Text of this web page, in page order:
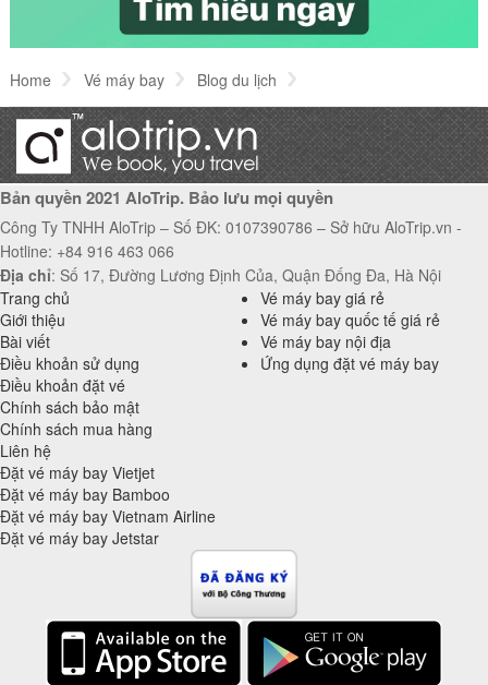
Top 5 danh lam thắng cảnh Đà Nẵng hấp dẫn
khách du lịch
Home Vé máy bay Blog du lịch
Hướng dẫn điền form nhập cảnh Singapore
Bản quyền 2021 AloTrip. Bảo lưu mọi quyền
Công Ty TNHH AloTrip – Số ĐK: 0107390786 – Sở hữu AloTrip.vn -
Hotline: +84 916 463 066
Địa chỉ: Số 17, Đường Lương Định Của, Quận Đống Đa, Hà Nội
Trang chủ
Giới thiệu
Bài viết
Điều khoản sử dụng
Điều khoản đặt vé
Chính sách bảo mật
Chính sách mua hàng
Liên hệ
Vé máy bay giá rẻ
Vé máy bay quốc tế giá rẻ
Vé máy bay nội địa
Ứng dụng đặt vé máy bay
Đặt vé máy bay Vietjet
Đặt vé máy bay Bamboo
Đặt vé máy bay Vietnam Airline
Đặt vé máy bay Jetstar